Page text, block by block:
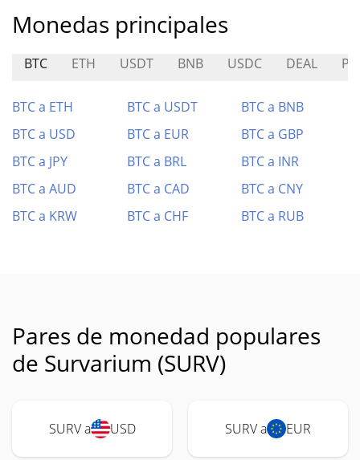
Monedas principales
BTC ETH USDT BNB USDC DEAL
BTC a ETH BTC a USDT
BTC a BNB
BTC a USD
BTC a EUR
BTC a GBP
BTC a JPY
BTC a BRL
BTC a INR
BTC a AUD
BTC a CAD
BTC a CNY
BTC a KRW
BTC a CHF BTC a RUB
Pares de monedad populares
de Survarium (SURV)
SURV a USD SURV a EUR